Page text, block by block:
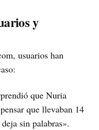
y
usuarios han
que Nuria
que llevaban 14
sin palabras».